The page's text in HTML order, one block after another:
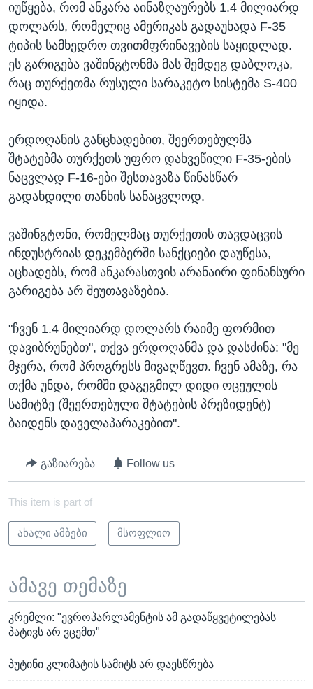
იუწყება, რომ ანკარა აინაზღაურებს 1.4 მილიარდ
დოლარს, რომელიც ამერიკას გადაუხადა F-35
ტიპის სამხედრო თვითმფრინავების საყიდლად.
ეს გარიგება ვაშინგტონმა მას შემდეგ დაბლოკა,
რაც თურქეთმა რუსული სარაკეტო სისტემა S-400
იყიდა.
ერდოღანის განცხადებით, შეერთებულმა
შტატებმა თურქეთს უფრო დახვეწილი F-35-ების
ნაცვლად F-16-ები შესთავაზა წინასწარ
გადახდილი თანხის სანაცვლოდ.
ვაშინგტონი, რომელმაც თურქეთის თავდაცვის
ინდუსტრიას დეკემბერში სანქციები დაუწესა,
აცხადებს, რომ ანკარასთვის არანაირი ფინანსური
გარიგება არ შეუთავაზებია.
"ჩვენ 1.4 მილიარდ დოლარს რაიმე ფორმით
დავიბრუნებთ", თქვა ერდოღანმა და დასძინა: "მე
მჯერა, რომ პროგრესს მივაღწევთ. ჩვენ ამაზე, რა
თქმა უნდა, რომში დაგეგმილ დიდი ოცეულის
სამიტზე (შეერთებული შტატების პრეზიდენტ)
ბაიდენს დაველაპარაკებით".
გაზიარება Follow us
This item is part of
ახალი ამბები მსოფლიო
ამავე თემაზე
კრემლი: "ევროპარლამენტის ამ გადაწყვეტილებას
პატივს არ ვცემთ"
პუტინი კლიმატის სამიტს არ დაესწრება